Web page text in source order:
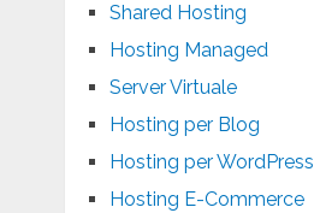
Shared Hosting
Hosting Managed
Server Virtuale
Hosting per Blog
Hosting per WordPress
Hosting E-Commerce